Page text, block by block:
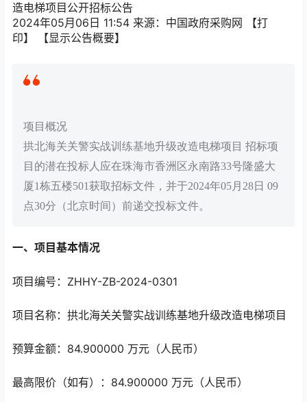
造电梯项目公开招标公告
2024年05月06日 11:54 来源： 中国政府采购网 【打
印】 【显示公告概要】
项目概况
拱北海关关警实战训练基地升级改造电梯项目 招标项
目的潜在投标人应在珠海市香洲区永南路33号隆盛大
厦1栋五楼501获取招标文件，并于2024年05月28日 09
点30分（北京时间）前递交投标文件。
一、项目基本情况
项目编号：ZHHY-ZB-2024-0301
项目名称：拱北海关关警实战训练基地升级改造电梯项目
预算金额：84.900000 万元（人民币）
最高限价（如有）：84.900000 万元（人民币）